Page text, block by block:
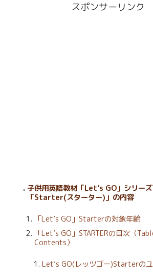
スポンサーリンク
子供用英語教材「Let’s GO」シリーズ
「Starter(スターター)」の内容
「Let’s GO」Starterの対象年齢
「Let’s GO」STARTERの目次（
Contents）
Let’s GO(レッツゴー)Starterの